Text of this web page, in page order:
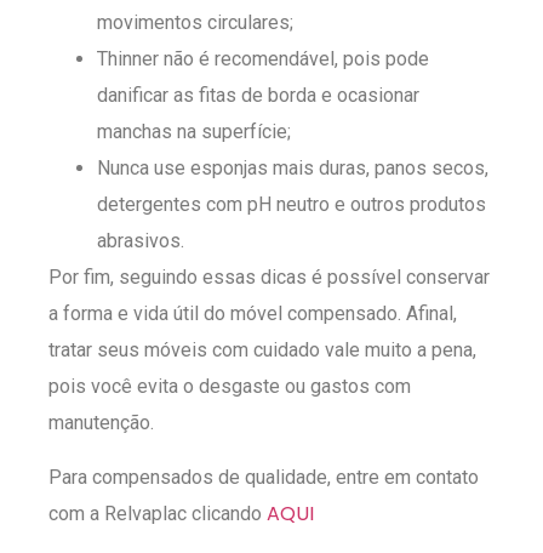
movimentos circulares;
Thinner não é recomendável, pois pode
danificar as fitas de borda e ocasionar
manchas na superfície;
Nunca use esponjas mais duras, panos secos,
detergentes com pH neutro e outros produtos
abrasivos.
Por fim, seguindo essas dicas é possível conservar
a forma e vida útil do móvel compensado. Afinal,
tratar seus móveis com cuidado vale muito a pena,
pois você evita o desgaste ou gastos com
manutenção.
Para compensados de qualidade, entre em contato
com a Relvaplac clicando AQUI